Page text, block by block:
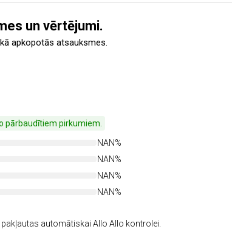
un vērtējumi.
apkopotās atsauksmes.
pārbaudītiem pirkumiem.
NAN%
NAN%
NAN%
NAN%
automātiskai Allo Allo kontrolei.